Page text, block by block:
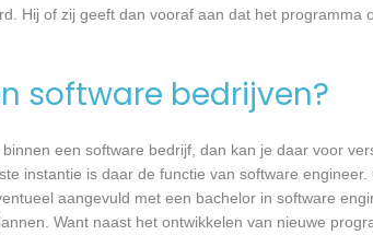
Hij of zij geeft dan vooraf aan dat het programma
software bedrijven?
een software bedrijf, dan kan je daar voor
instantie is daar de functie van software
aangevuld met een bachelor in software
Want naast het ontwikkelen van nieuwe